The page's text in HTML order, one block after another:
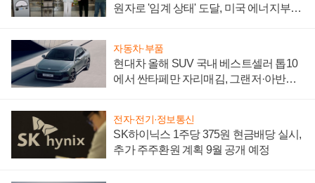
원자로 '임계 상태' 도달, 미국 에너지부
자동차·부품
현대차 올해 SUV 국내 베스트셀러 톱10
에서 싼타페만 자리매김, 그랜저·아반떼
전자·전기·정보통신
SK하이닉스 1주당 375원 현금배당 실시,
추가 주주환원 계획 9월 공개 예정